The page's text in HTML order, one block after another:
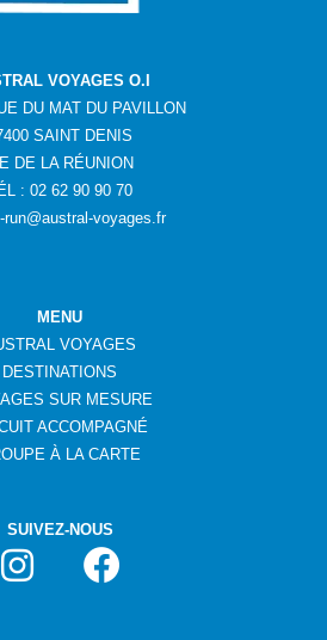
VOYAGES O.I
DU MAT DU PAVILLON
SAINT DENIS
DE LA RÉUNION
: 02 62 90 90 70
run@austral-voyages.fr
MENU
VOYAGES
DESTINATIONS
SUR MESURE
ACCOMPAGNÉ
À LA CARTE
SUIVEZ-NOUS